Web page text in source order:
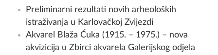
Preliminarni rezultati novih arheoloških
istraživanja u Karlovačkoj Zvijezdi
Akvarel Blaža Ćuka (1915. – 1975.) – nova
akvizicija u Zbirci akvarela Galerijskog odjela